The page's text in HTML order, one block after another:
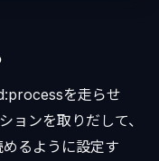
を走らせ
ョンを取りだして、
るように設定す